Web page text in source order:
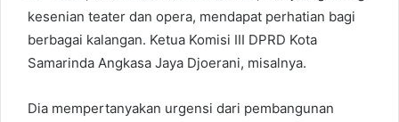
kesenian teater dan opera, mendapat perhatian bagi
berbagai kalangan. Ketua Komisi III DPRD Kota
Samarinda Angkasa Jaya Djoerani, misalnya.
Dia mempertanyakan urgensi dari pembangunan